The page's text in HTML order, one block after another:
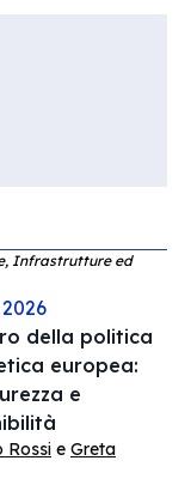
Infrastrutture ed
della politica
europea:
e
Rossi e Greta